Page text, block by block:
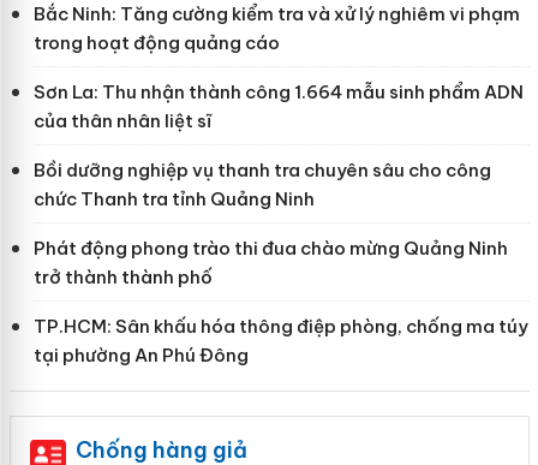
Bắc Ninh: Tăng cường kiểm tra và xử lý nghiêm vi phạm
trong hoạt động quảng cáo
Sơn La: Thu nhận thành công 1.664 mẫu sinh phẩm ADN
của thân nhân liệt sĩ
Bồi dưỡng nghiệp vụ thanh tra chuyên sâu cho công
chức Thanh tra tỉnh Quảng Ninh
Phát động phong trào thi đua chào mừng Quảng Ninh
trở thành thành phố
TP.HCM: Sân khấu hóa thông điệp phòng, chống ma túy
tại phường An Phú Đông
Chống hàng giả